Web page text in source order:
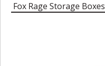
Fox Rage Storage Boxes